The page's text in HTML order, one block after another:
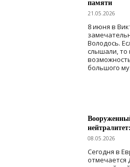
21.05.2026
8 июня в
Володось.
слышали, то
большого
08.05.2026
Сегодня в
отмечается